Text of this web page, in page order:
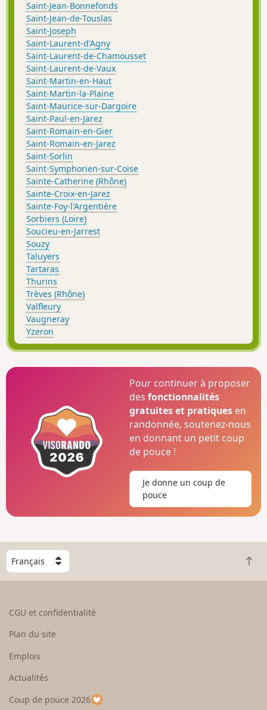
Saint-Jean-Bonnefonds
Saint-Jean-de-Touslas
Saint-Joseph
Saint-Laurent-d'Agny
Saint-Laurent-de-Chamousset
Saint-Laurent-de-Vaux
Saint-Martin-en-Haut
Saint-Martin-la-Plaine
Saint-Maurice-sur-Dargoire
Saint-Paul-en-Jarez
Saint-Romain-en-Gier
Saint-Romain-en-Jarez
Saint-Sorlin
Saint-Symphorien-sur-Coise
Sainte-Catherine (Rhône)
Sainte-Croix-en-Jarez
Sainte-Foy-l'Argentière
Sorbiers (Loire)
Soucieu-en-Jarrest
Souzy
Taluyers
Tartaras
Thurins
Trèves (Rhône)
Valfleury
Vaugneray
Yzeron
Pour continuer à proposer
desfonctionnalités
gratuites et pratiques en
randonnée, soutenez-nous
en donnant un petit coup
de pouce !
Je donne un coup de
pouce
C
h
o
e
u
p
R
e
CGU et confidentialité
Plan du site
Emplois
Actualités
Coup de pouce 2026